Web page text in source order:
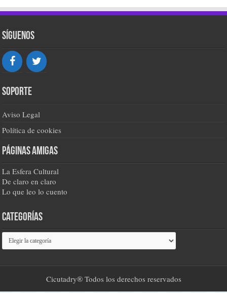
Síguenos
Soporte
Aviso Legal
Política de cookies
Páginas amigas
La Esfera Cultural
De claro en claro
Lo que leo lo cuento
Categorías
Categorías
Cicutadry® Todos los derechos reservados